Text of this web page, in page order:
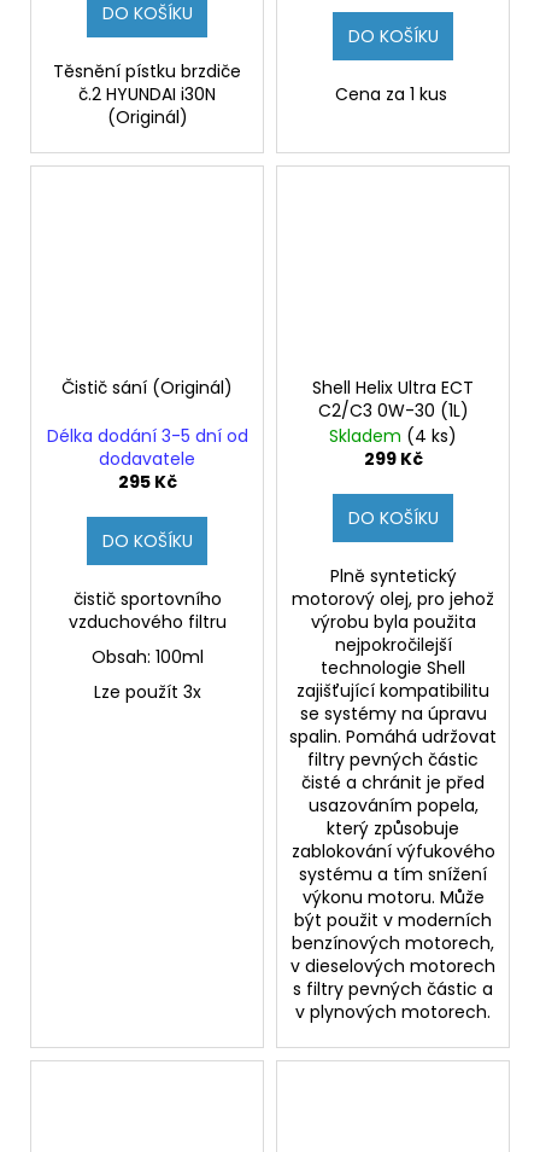
DO KOŠÍKU
Těsnění pístku brzdiče
č.2 HYUNDAI i30N
(Originál)
DO KOŠÍKU
Cena za 1 kus
Čistič sání (Originál)
Délka dodání 3-5 dní od
dodavatele
295 Kč
DO KOŠÍKU
čistič sportovního
vzduchového filtru
Obsah: 100ml
Lze použít 3x
Shell Helix Ultra ECT
C2/C3 0W-30 (1L)
Skladem (4 ks)
299 Kč
DO KOŠÍKU
Plně syntetický
motorový olej, pro jehož
výrobu byla použita
nejpokročilejší
technologie Shell
zajišťující kompatibilitu
se systémy na úpravu
spalin. Pomáhá udržovat
filtry pevných částic
čisté a chránit je před
usazováním popela,
který způsobuje
zablokování výfukového
systému a tím snížení
výkonu motoru. Může
být použit v moderních
benzínových motorech,
v dieselových motorech
s filtry pevných částic a
v plynových motorech.